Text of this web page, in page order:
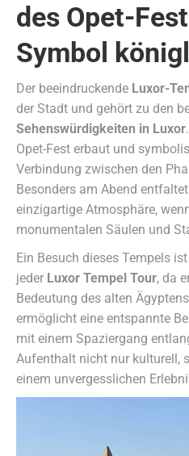
des Opet-
Symbol
Der beeindruckende Luxor-
der Stadt und gehört zu den
Sehenswürdigkeiten in Luxor
Opet-Fest erbaut und
Verbindung zwischen den
Besonders am Abend
einzigartige Atmosphäre,
monumentalen Säulen und
Ein Besuch dieses Tempels
jeder Luxor Tempel Tour, da
Bedeutung des alten
ermöglicht eine entspannte
mit einem Spaziergang
Aufenthalt nicht nur kulturell,
einem unvergesslichen